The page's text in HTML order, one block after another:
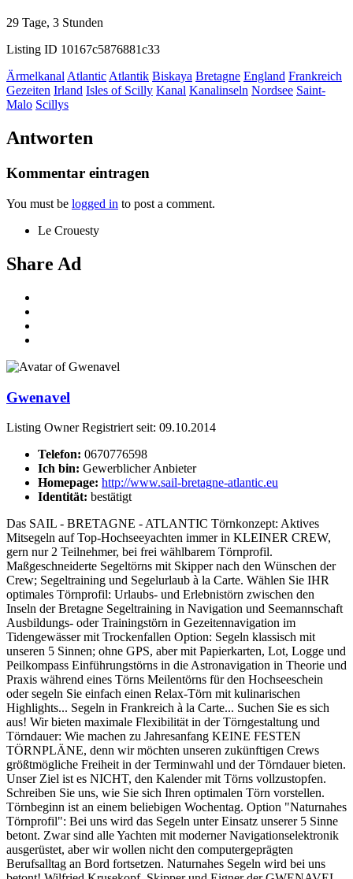
29 Tage, 3 Stunden
Listing ID 10167c5876881c33
ÄrmelkanalAtlanticAtlantik Biskaya Bretagne England Frankreich
Gezeiten Irland Isles of Scilly Kanal Kanalinseln Nordsee Saint-
Malo Scillys
Antworten
Kommentar eintragen
You must be logged in to post a comment.
Le Crouesty
Share Ad
Gwenavel
Listing Owner Registriert seit: 09.10.2014
Telefon: 0670776598
Ich bin: Gewerblicher Anbieter
Homepage: http://www.sail-bretagne-atlantic.eu
Identität: bestätigt
Das SAIL - BRETAGNE - ATLANTIC Törnkonzept: Aktives
Mitsegeln auf Top-Hochseeyachten immer in KLEINER CREW,
gern nur 2 Teilnehmer, bei frei wählbarem Törnprofil.
Maßgeschneiderte Segeltörns mit Skipper nach den Wünschen der
Crew; Segeltraining und Segelurlaub à la Carte. Wählen Sie IHR
optimales Törnprofil: Urlaubs- und Erlebnistörn zwischen den
Inseln der Bretagne Segeltraining in Navigation und Seemannschaft
Ausbildungs- oder Trainingstörn in Gezeitennavigation im
Tidengewässer mit Trockenfallen Option: Segeln klassisch mit
unseren 5 Sinnen; ohne GPS, aber mit Papierkarten, Lot, Logge und
Peilkompass Einführungstörns in die Astronavigation in Theorie und
Praxis während eines Törns Meilentörns für den Hochseeschein
oder segeln Sie einfach einen Relax-Törn mit kulinarischen
Highlights... Segeln in Frankreich à la Carte... Suchen Sie es sich
aus! Wir bieten maximale Flexibilität in der Törngestaltung und
Törndauer: Wie machen zu Jahresanfang KEINE FESTEN
TÖRNPLÄNE, denn wir möchten unseren zukünftigen Crews
größtmögliche Freiheit in der Terminwahl und der Törndauer bieten.
Unser Ziel ist es NICHT, den Kalender mit Törns vollzustopfen.
Schreiben Sie uns, wie Sie sich Ihren optimalen Törn vorstellen.
Törnbeginn ist an einem beliebigen Wochentag. Option "Naturnahes
Törnprofil": Bei uns wird das Segeln unter Einsatz unserer 5 Sinne
betont. Zwar sind alle Yachten mit moderner Navigationselektronik
ausgerüstet, aber wir wollen nicht den computergeprägten
Berufsalltag an Bord fortsetzen. Naturnahes Segeln wird bei uns